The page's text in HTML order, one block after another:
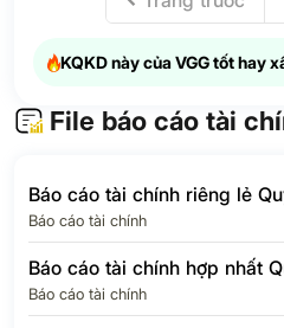
Thuế thu nhập
doanh nghiệp –
hoãn lại
nhập doanh nghiệp
Lợi ích của cổ
Lợi nhuận của Cổ
đông của Công ty
mẹ
KQKD này của VGG tốt hay
File báo cáo tài
Báo cáo tài chính riêng lẻ
Báo cáo tài chính
Báo cáo tài chính hợp nhất
Báo cáo tài chính